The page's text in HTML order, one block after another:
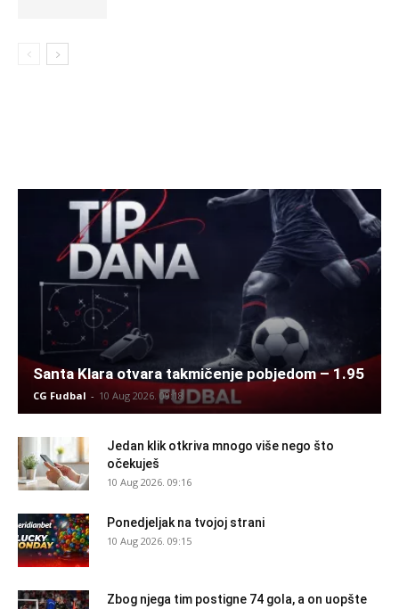
Santa Klara otvara takmičenje pobjedom – 1.95
CG Fudbal - 10 Aug 2026. 09:18
Jedan klik otkriva mnogo više nego što
očekuješ
10 Aug 2026. 09:16
Ponedjeljak na tvojoj strani
10 Aug 2026. 09:15
Zbog njega tim postigne 74 gola, a on uopšte